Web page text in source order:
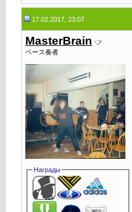
17.02.2017, 23:07
MasterBrain
ベース奏者
Награды